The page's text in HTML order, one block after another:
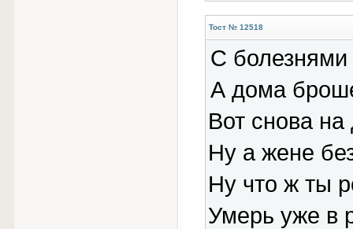
Тост № 12518
С
А дома
Вот снова на
Ну а жене
Ну что ж ты
Умерь уже в